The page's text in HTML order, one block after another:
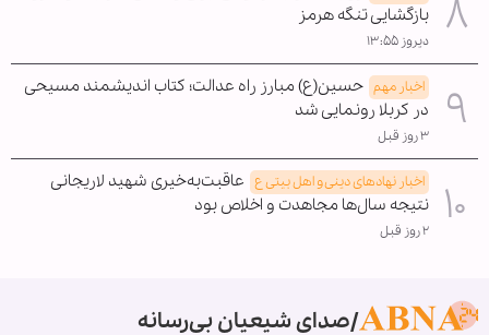
بازگشایی تنگه هرمز
دیروز ۱۳:۵۵
اخبار مهم حسین(ع) مبارز راه عدالت؛ کتاب اندیشمند مسیحی
در کربلا رونمایی شد
۳ روز قبل
اخبار نهادهای دینی و اهل بیتی ع عاقبت‌به‌خیری شهید لاریجانی
نتیجه سال‌ها مجاهدت و اخلاص بود
۲ روز قبل
صدای شیعیان بی‌رسانه